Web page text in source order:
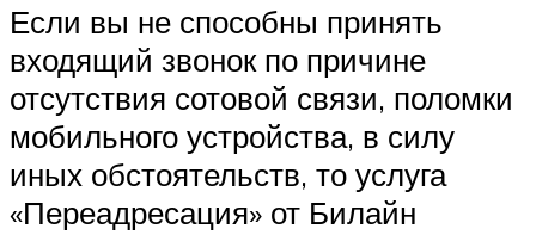
Если вы не способны принять
входящий звонок по причине
отсутствия сотовой связи, поломки
мобильного устройства, в силу
иных обстоятельств, то услуга
«Переадресация» от Билайн